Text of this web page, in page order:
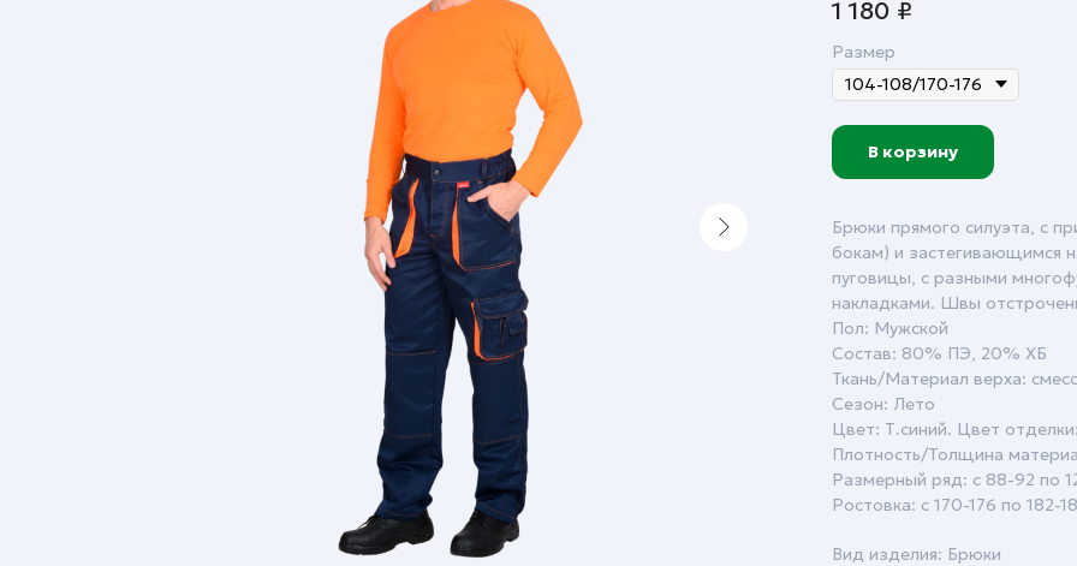
1 180 ₽
Размер
В корзину
Брюки прямого силуэта, с
бокам) и застегивающимся
пуговицы, с разными
накладками. Швы
Пол: Мужской
Состав: 80% ПЭ, 20% ХБ
Ткань/Материал верха:
Сезон: Лето
Цвет: Т.синий. Цвет
Плотность/Толщина
Размерный ряд: с 88-92 по
Ростовка: с 170-176 по 182-
Вид изделия: Брюки